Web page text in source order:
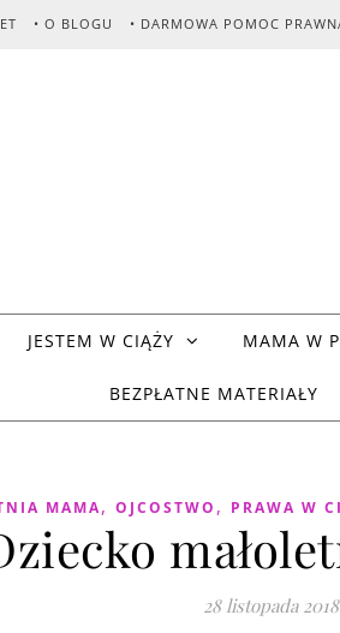
• O BLOGU • DARMOWA POMOC
JESTEM W CIĄŻY MAMA W
BEZPŁATNE MATERIAŁY
MAMA, OJCOSTWO , PRAWA W
28 listopada 2018